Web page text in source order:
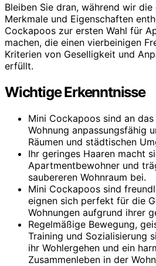
Bleiben Sie dran, während wir
Merkmale und Eigenschaften
Cockapoos zur ersten Wahl für
machen, die einen vierbeinigen
Kriterien von Geselligkeit und
erfüllt.
Wichtige Erkenntnisse
Mini Cockapoos sind an
Wohnung anpassungsfähig
Räumen und städtischen
Ihr geringes Haaren macht
Apartmentbewohner und
saubereren Wohnraum bei.
Mini Cockapoos sind
eignen sich perfekt für die
Wohnungen aufgrund ihrer
Regelmäßige Bewegung,
Training und Sozialisierung
ihr Wohlergehen und ein
Zusammenleben in der